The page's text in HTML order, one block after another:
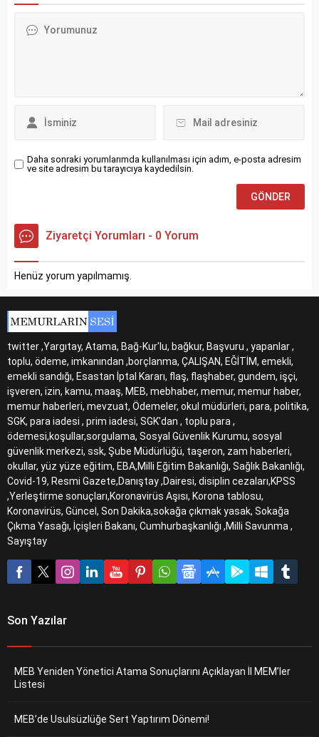
Daha sonraki yorumlarımda kullanılması için adım, e-posta adresim
ve site adresim bu tarayıcıya kaydedilsin.
Ziyaretçi Yorumları - 0 Yorum
Henüz yorum yapılmamış.
twitter ,Yargıtay, Atama, Bağ-Kur'lu, bağkur, Başvuru , yapanlar ,
toplu, ödeme, imkanından ,borçlanma, ÇALIŞAN, EĞİTİM, emekli,
emekli sandığı, Esastan İptal Kararı, flaş, flaşhaber, gundem, işçi,
işveren, izin, kamu, maaş, MEB, mebhaber, memur, memur haber,
memur haberleri, mevzuat, Ödemeler, okul müdürleri, para, politika,
SGK, para iadesi , prim iadesi, SGK'dan , toplu para ,
ödemesi,koşullar,sorgulama, Sosyal Güvenlik Kurumu, sosyal
güvenlik merkezi, ssk, Şube Müdürlüğü, taşeron, zam haberleri,
okullar, yüz yüze eğitim, EBA,Milli Eğitim Bakanlığı, Sağlık Bakanlığı,
Covid-19, Resmi Gazete,Danıştay ,Dairesi, disiplin cezaları,KPSS
,Yerleştirme sonuçları,Koronavirüs Aşısı, Korona tablosu,
Koronavirüs, Güncel, Son Dakika,sokağa çıkmak yasak, Sokağa
Çıkma Yasağı, İçişleri Bakanı, Cumhurbaşkanlığı ,Milli Savunma ,
Sayıştay
Son Yazılar
MEB Yeniden Yönetici Atama Sonuçlarını Açıklayan İl MEM’ler
Listesi
MEB’de Usulsüzlüğe Sert Yaptırım Dönemi!